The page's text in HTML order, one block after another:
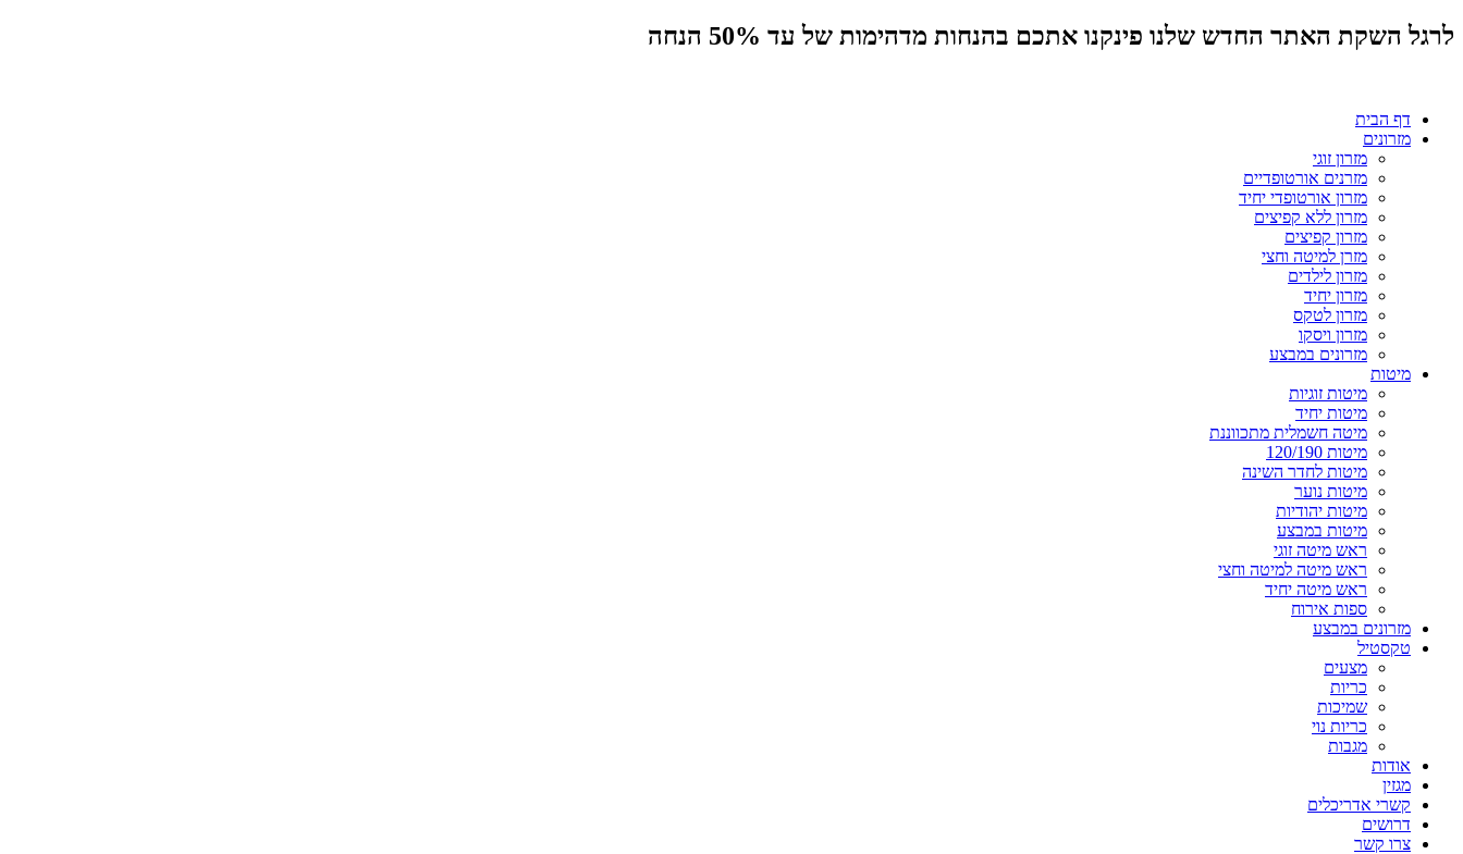
לרגל השקת האתר החדש שלנו פינקנו אתכם בהנחות מדהימות של עד 50% הנחה
דף הבית
מזרונים
מזרון זוגי
מזרנים אורטופדיים
מזרון אורטופדי יחיד
מזרון ללא קפיצים
מזרון קפיצים
מזרן למיטה וחצי
מזרון לילדים
מזרון יחיד
מזרון לטקס
מזרון ויסקו
מזרונים במבצע
מיטות
מיטות זוגיות
מיטות יחיד
מיטה חשמלית מתכווננת
מיטות 120/190
מיטות לחדר השינה
מיטות נוער
מיטות יהודיות
מיטות במבצע
ראש מיטה זוגי
ראש מיטה למיטה וחצי
ראש מיטה יחיד
ספות אירוח
מזרונים במבצע
טקסטיל
מצעים
כריות
שמיכות
כריות נוי
מגבות
אודות
מגזין
קשרי אדריכלים
דרושים
צרו קשר